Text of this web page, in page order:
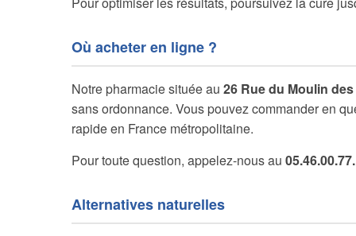
Où acheter en ligne ?
Notre pharmacie située au 26 Rue du Moulin
sans ordonnance. Vous pouvez commander en
rapide en France métropolitaine.
Pour toute question, appelez-nous au
Alternatives naturelles